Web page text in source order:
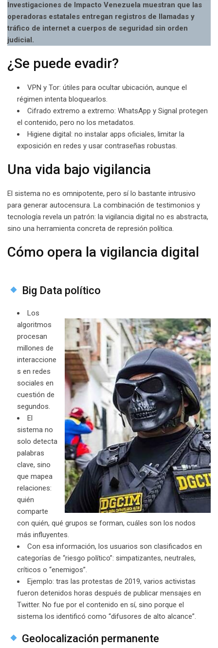
Investigaciones de Impacto Venezuela muestran que las
operadoras estatales entregan registros de llamadas y
tráfico de internet a cuerpos de seguridad sin orden
judicial.
¿Se puede evadir?
VPN y Tor: útiles para ocultar ubicación, aunque el
régimen intenta bloquearlos.
Cifrado extremo a extremo: WhatsApp y Signal protegen
el contenido, pero no los metadatos.
Higiene digital: no instalar apps oficiales, limitar la
exposición en redes y usar contraseñas robustas.
Una vida bajo vigilancia
El sistema no es omnipotente, pero sí lo bastante intrusivo
para generar autocensura. La combinación de testimonios y
tecnología revela un patrón: la vigilancia digital no es abstracta,
sino una herramienta concreta de represión política.
Cómo opera la vigilancia digital
Big Data político
Los
algoritmos
procesan
millones de
interaccione
s en redes
sociales en
cuestión de
segundos.
El
sistema no
solo detecta
palabras
clave, sino
que mapea
relaciones:
quién
comparte
con quién, qué grupos se forman, cuáles son los nodos
más influyentes.
Con esa información, los usuarios son clasificados en
categorías de “riesgo político”: simpatizantes, neutrales,
críticos o “enemigos”.
Ejemplo: tras las protestas de 2019, varios activistas
fueron detenidos horas después de publicar mensajes en
Twitter. No fue por el contenido en sí, sino porque el
sistema los identificó como “difusores de alto alcance”.
Geolocalización permanente